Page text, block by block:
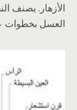
الأزهار. يصنف
العسل بخطوات